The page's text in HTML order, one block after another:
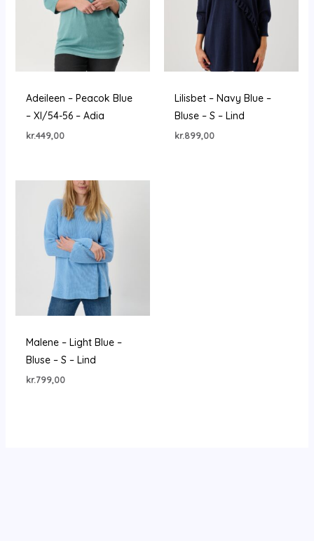
Adeileen – Peacok Blue
– Xl/54-56 – Adia
kr.449,00
Lilisbet – Navy Blue –
Bluse – S – Lind
kr.899,00
Malene – Light Blue –
Bluse – S – Lind
kr.799,00